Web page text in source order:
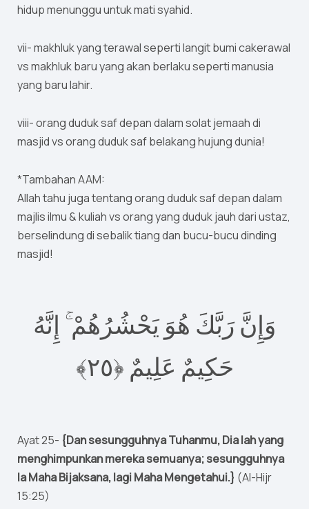
hidup menunggu untuk mati syahid.
vii- makhluk yang terawal seperti langit bumi cakerawal
vs makhluk baru yang akan berlaku seperti manusia
yang baru lahir.
viii- orang duduk saf depan dalam solat jemaah di
masjid vs orang duduk saf belakang hujung dunia!
*Tambahan AAM:
Allah tahu juga tentang orang duduk saf depan dalam
majlis ilmu & kuliah vs orang yang duduk jauh dari ustaz,
berselindung di sebalik tiang dan bucu-bucu dinding
masjid!
وَإِنَّ رَبَّكَ هُوَ يَحْشُرُهُمْ ۚ إِنَّهُ
حَكِيمٌ عَلِيمٌ ‎﴿٥٢﴾
Ayat 25- {Dan sesungguhnya Tuhanmu, Dia lah yang
menghimpunkan mereka semuanya; sesungguhnya
Ia Maha Bijaksana, lagi Maha Mengetahui.} (Al-Hijr
15:25)